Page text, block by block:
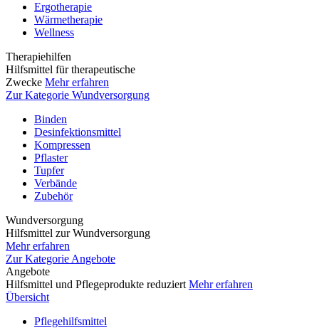
Ergotherapie
Wärmetherapie
Wellness
Therapiehilfen
Hilfsmittel für therapeutische
Zwecke Mehr erfahren
Zur Kategorie Wundversorgung
Binden
Desinfektionsmittel
Kompressen
Pflaster
Tupfer
Verbände
Zubehör
Wundversorgung
Hilfsmittel zur Wundversorgung
Mehr erfahren
Zur Kategorie Angebote
Angebote
Hilfsmittel und Pflegeprodukte reduziert Mehr erfahren
Übersicht
Pflegehilfsmittel